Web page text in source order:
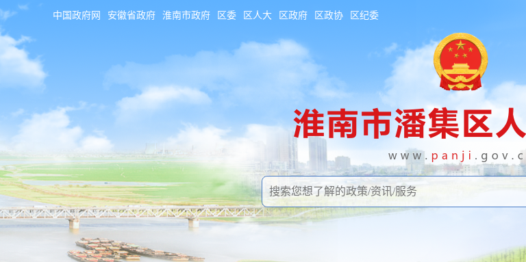
中国政府网 安徽省政府 淮南市政府 区委 区人大 区政府 区政协 区纪委